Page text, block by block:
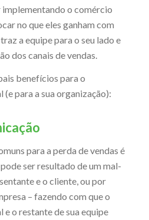
o comércio
no que eles ganham com
a equipe para o seu lado e
dos canais de vendas.
benefícios para o
para a sua organização):
para a perda de vendas é
ser resultado de um mal-
e o cliente, ou por
– fazendo com que o
o restante de sua equipe